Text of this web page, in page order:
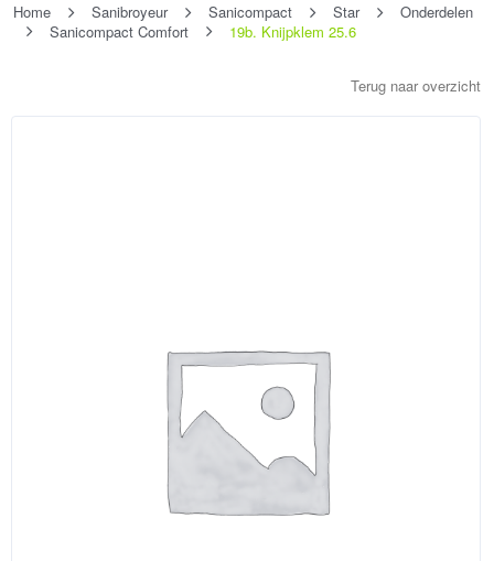
Home Sanibroyeur Sanicompact Star
Onderdelen
Sanicompact Comfort
19b. Knijpklem 25.6
Terug naar overzicht